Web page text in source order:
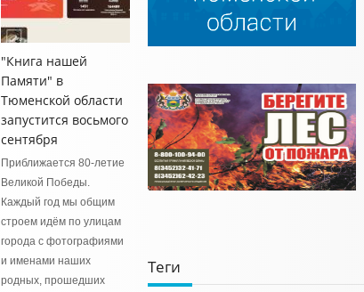
"Книга нашей
Памяти" в
Тюменской области
запустится восьмого
сентября
Приближается 80-летие
Великой Победы.
Каждый год мы общим
строем идём по улицам
города с фотографиями
и именами наших
родных, прошедших
Теги